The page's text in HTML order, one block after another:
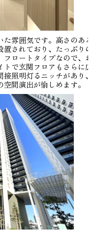
雰囲気です。高さのある
されており、たっぷりの
ロートタイプなので、お
で玄関フロアもさらに広
照明灯るニッチがあり、
間演出が愉しめます。